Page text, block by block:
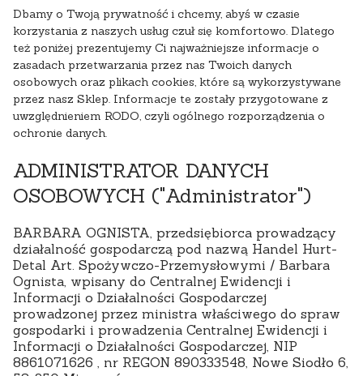
Dbamy o Twoją prywatność i chcemy, abyś w czasie
korzystania z naszych usług czuł się komfortowo. Dlatego
też poniżej prezentujemy Ci najważniejsze informacje o
zasadach przetwarzania przez nas Twoich danych
osobowych oraz plikach cookies, które są wykorzystywane
przez nasz Sklep. Informacje te zostały przygotowane z
uwzględnieniem RODO, czyli ogólnego rozporządzenia o
ochronie danych.
ADMINISTRATOR DANYCH
OSOBOWYCH ("Administrator")
BARBARA OGNISTA, przedsiębiorca prowadzący
działalność gospodarczą pod nazwą Handel Hurt-
Detal Art. Spożywczo-Przemysłowymi / Barbara
Ognista, wpisany do Centralnej Ewidencji i
Informacji o Działalności Gospodarczej
prowadzonej przez ministra właściwego do spraw
gospodarki i prowadzenia Centralnej Ewidencji i
Informacji o Działalności Gospodarczej, NIP
8861071626 , nr REGON 890333548, Nowe Siodło 6,